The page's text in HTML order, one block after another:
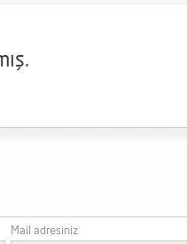
Mail adresiniz